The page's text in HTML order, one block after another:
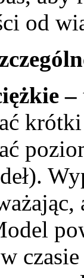
od
–